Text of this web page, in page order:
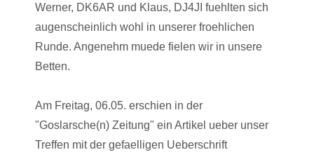
Werner, DK6AR und Klaus, DJ4JI fuehlten sich
augenscheinlich wohl in unserer froehlichen
Runde. Angenehm muede fielen wir in unsere
Betten.
Am Freitag, 06.05. erschien in der
"Goslarsche(n) Zeitung" ein Artikel ueber unser
Treffen mit der gefaelligen Ueberschrift